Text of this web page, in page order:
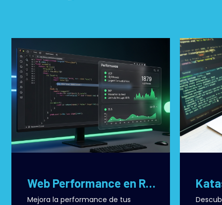
Web Performance en React: Claves, Métricas y Buenas Prácticas
Mejora la performance de tus